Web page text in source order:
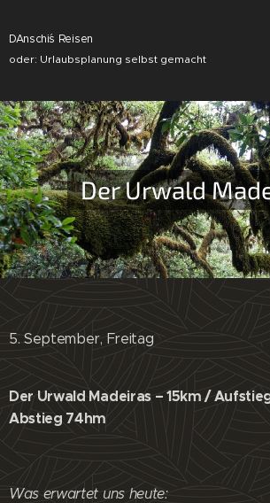
DAnschi´s Reisen
oder: Urlaubsplanung selbst gemacht
Der Urwald
5. September, Freitag
Der Urwald Madeiras – 15km /
Abstieg 74hm
Was erwartet uns heute: